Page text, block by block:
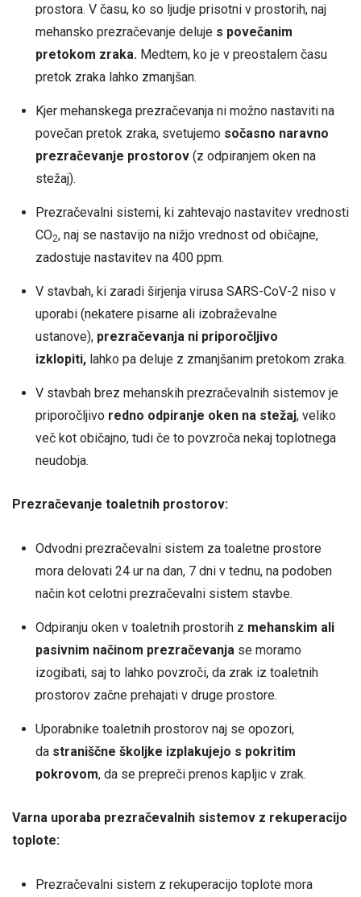
prostora. V času, ko so ljudje prisotni v prostorih, naj
mehansko prezračevanje deluje s povečanim
pretokom zraka. Medtem, ko je v preostalem času
pretok zraka lahko zmanjšan.
Kjer mehanskega prezračevanja ni možno nastaviti na
povečan pretok zraka, svetujemo sočasno naravno
prezračevanje prostorov(z odpiranjem oken na
stežaj).
Prezračevalni sistemi, ki zahtevajo nastavitev vrednosti
CO2, naj se nastavijo na nižjo vrednost od običajne,
zadostuje nastavitev na 400 ppm.
V stavbah, ki zaradi širjenja virusa SARS-CoV-2 niso v
uporabi (nekatere pisarne ali izobraževalne
ustanove), prezračevanja ni priporočljivo
izklopiti,lahko pa deluje z zmanjšanim pretokom zraka.
V stavbah brez mehanskih prezračevalnih sistemov je
priporočljivo redno odpiranje oken na stežaj, veliko
več kot običajno, tudi če to povzroča nekaj toplotnega
neudobja.
Prezračevanje toaletnih prostorov:
Odvodni prezračevalni sistem za toaletne prostore
mora delovati 24 ur na dan, 7 dni v tednu, na podoben
način kot celotni prezračevalni sistem stavbe.
Odpiranju oken v toaletnih prostorih z mehanskim ali
pasivnim načinom prezračevanjase moramo
izogibati, saj to lahko povzroči, da zrak iz toaletnih
prostorov začne prehajati v druge prostore.
Uporabnike toaletnih prostorov naj se opozori,
da straniščne školjke izplakujejo s pokritim
pokrovom, da se prepreči prenos kapljic v zrak.
Varna uporaba prezračevalnih sistemov z rekuperacijo
toplote:
Prezračevalni sistem z rekuperacijo toplote mora